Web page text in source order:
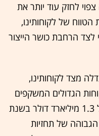
מהלך זה צפוי לחזק עוד יותר את
של לקוחותינו,
לצד הרחבת כושר הייצור
מצד לקוחותינו,
הגדולים המשקפים
מכירות סיליקון פוטוניקס בהיקף של 1.3 מיליארד דולר בשנת
הגבוהה של תחזיות